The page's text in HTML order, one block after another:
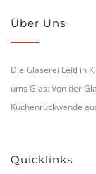
Über Uns
Die Glaserei Leitl in
ums Glas: Von der
Küchenrückwände
Quicklinks